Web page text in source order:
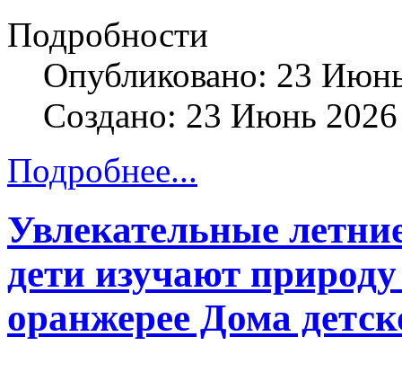
Подробности
Опубликовано: 23
Создано: 23 Июнь 2026
Подробнее...
Увлекательные
дети изучают природу
оранжерее Дома